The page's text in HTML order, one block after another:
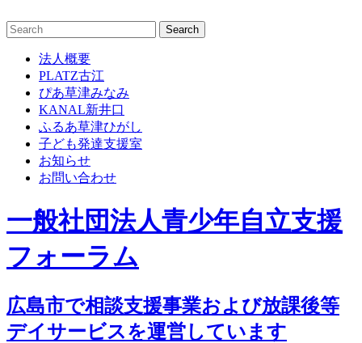
to
content
法人概要
PLATZ古江
ぴあ草津みなみ
KANAL新井口
ふるあ草津ひがし
子ども発達支援室
お知らせ
お問い合わせ
一般社団法人青少年自立支援
フォーラム
広島市で相談支援事業および放課後等
デイサービスを運営しています